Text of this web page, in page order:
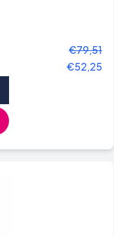
€79,51
€52,25